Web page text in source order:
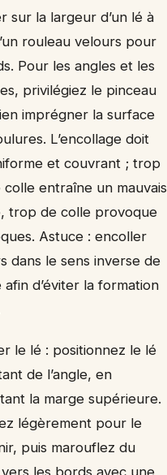
sur la largeur d’un lé à
rouleau velours pour
Pour les angles et les
privilégiez le pinceau
imprégner la surface
L’encollage doit
et couvrant ; trop
colle entraîne un mauvais
trop de colle provoque
Astuce : encoller
dans le sens inverse de
afin d’éviter la formation
le lé : positionnez le lé
de l’angle, en
la marge supérieure.
légèrement pour le
puis marouflez du